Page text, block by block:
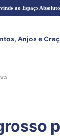
vindo ao Espaço
Anjos e